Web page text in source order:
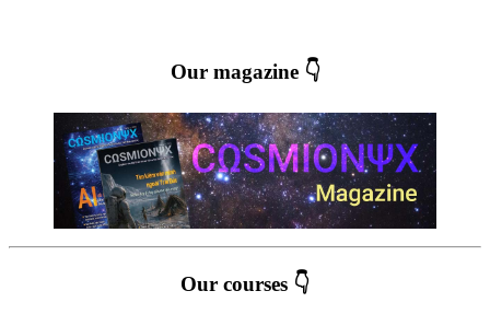
Our magazine 👇
Our courses 👇